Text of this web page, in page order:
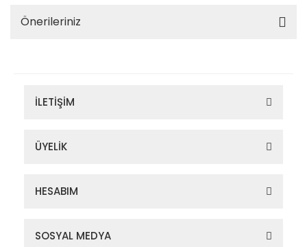
Önerileriniz
İLETİŞİM
ÜYELİK
HESABIM
SOSYAL MEDYA